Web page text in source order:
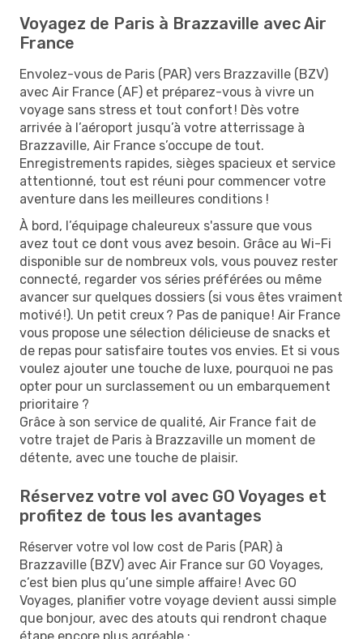
Voyagez de Paris à Brazzaville avec Air
France
Envolez-vous de Paris (PAR) vers Brazzaville (BZV)
avec Air France (AF) et préparez-vous à vivre un
voyage sans stress et tout confort ! Dès votre
arrivée à l’aéroport jusqu’à votre atterrissage à
Brazzaville, Air France s’occupe de tout.
Enregistrements rapides, sièges spacieux et service
attentionné, tout est réuni pour commencer votre
aventure dans les meilleures conditions !
À bord, l’équipage chaleureux s'assure que vous
avez tout ce dont vous avez besoin. Grâce au Wi-Fi
disponible sur de nombreux vols, vous pouvez rester
connecté, regarder vos séries préférées ou même
avancer sur quelques dossiers (si vous êtes vraiment
motivé !). Un petit creux ? Pas de panique ! Air France
vous propose une sélection délicieuse de snacks et
de repas pour satisfaire toutes vos envies. Et si vous
voulez ajouter une touche de luxe, pourquoi ne pas
opter pour un surclassement ou un embarquement
prioritaire ?
Grâce à son service de qualité, Air France fait de
votre trajet de Paris à Brazzaville un moment de
détente, avec une touche de plaisir.
Réservez votre vol avec GO Voyages et
profitez de tous les avantages
Réserver votre vol low cost de Paris (PAR) à
Brazzaville (BZV) avec Air France sur GO Voyages,
c’est bien plus qu’une simple affaire ! Avec GO
Voyages, planifier votre voyage devient aussi simple
que bonjour, avec des atouts qui rendront chaque